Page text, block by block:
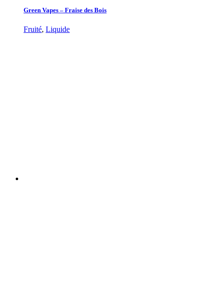
Green Vapes – Fraise des Bois
Fruité, Liquide